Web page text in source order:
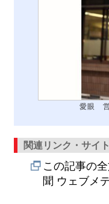
愛眼 営
関連リンク・サイト
この記事の
聞 ウェブメ